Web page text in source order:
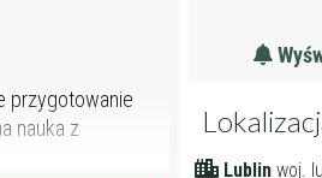
przygotowanie
nauka z
Lublin woj.